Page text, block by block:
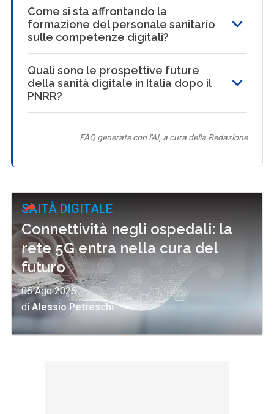
Come si sta affrontando la
formazione del personale sanitario
sulle competenze digitali?
Quali sono le prospettive future
della sanità digitale in Italia dopo il
PNRR?
FAQ generate con l'AI, a cura della Redazione
SAITÀ DIGITALE
Connettività negli ospedali: la
rete 5G entra nella cura del
futuro
06 Ago 2026
diAlessio Petreschi